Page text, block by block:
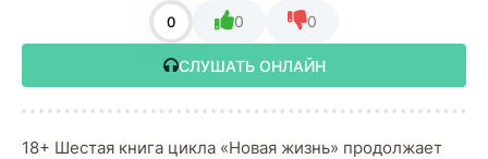
0 0 0
СЛУШАТЬ ОНЛАЙН
18+ Шестая книга цикла «Новая жизнь» продолжает